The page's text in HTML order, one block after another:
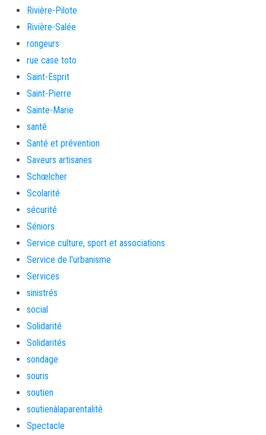
Rivière-Pilote
Rivière-Salée
rongeurs
rue case toto
Saint-Esprit
Saint-Pierre
Sainte-Marie
santé
Santé et prévention
Saveurs artisanes
Schœlcher
Scolarité
sécurité
Séniors
Service culture, sport et associations
Service de l'urbanisme
Services
sinistrés
social
Solidarité
Solidarités
sondage
souris
soutien
soutienàlaparentalité
Spectacle